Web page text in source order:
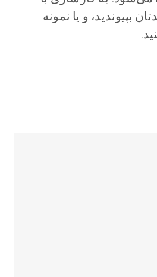
بپیوندید، و یا نمونه